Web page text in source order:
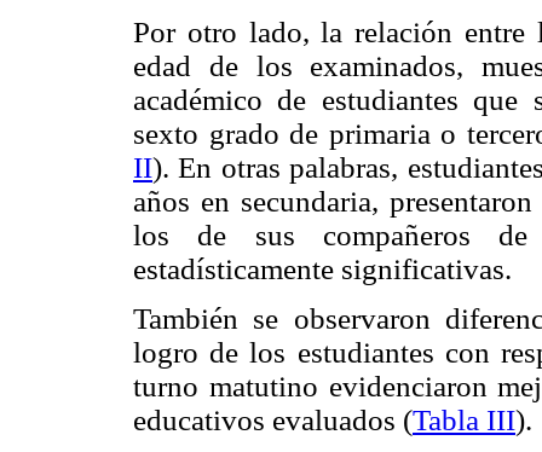
Por otro lado, la relación entre
edad de los examinados,
académico de estudiantes
sexto grado de primaria o
II). En otras palabras,
años en secundaria,
los de sus compañeros de
estadísticamente significativas.
También se observaron
logro de los estudiantes con
turno matutino evidenciaron
educativos evaluados (Tabla III).